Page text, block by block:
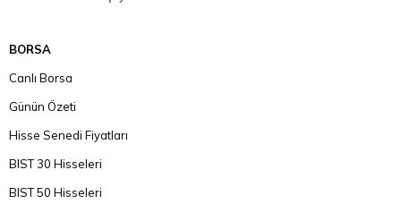
BORSA
Canlı Borsa
Günün Özeti
Hisse Senedi Fiyatları
BIST 30 Hisseleri
BIST 50 Hisseleri